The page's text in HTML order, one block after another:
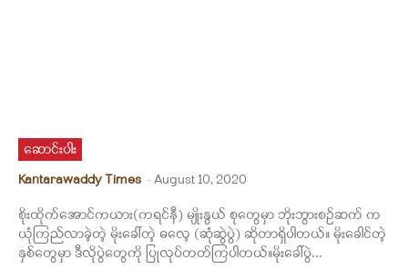
ဆောင်းပါး
Kantarawaddy Times -August 10, 2020
စိုးထိုက်အောင်ကယား(ကရင်နီ) မျိုးနွယ် စုတွေမှာ ဘိုးဘွားစဉ်ဆက် က
ယုံကြည်လာခဲ့တဲ့ မိုးခေါ်တဲ့ ဓလေ့ (ဆုံဆွဲပွဲ) ဆိုတာရှိပါတယ်။ မိုးခေါင်တဲ့
နှစ်တွေမှာ ဒီလိုပွဲတွေကို ပြုလုပ်တတ်ကြပါတယ်။မိုးခေါ်ပွဲ...